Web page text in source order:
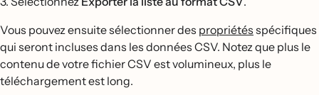
Vous pouvez ensuite sélectionner des propriétés spécifiques
qui seront incluses dans les données CSV. Notez que plus le
contenu de votre fichier CSV est volumineux, plus le
téléchargement est long.